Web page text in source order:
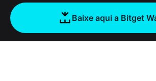
Baixe aqui a Bitget